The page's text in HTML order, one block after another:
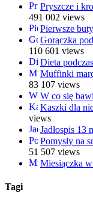
Pryszcze i
491 002 views
Pierwsze
Gorączka
110 601 views
Dieta
Muffinki
83 107 views
W co się
Kaszki dla
views
Jadłospis 13
Pomysły na
51 507 views
Miesiączka
Tagi